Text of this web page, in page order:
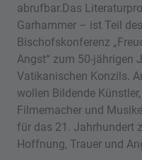
abrufbar.Das
Garhammer – ist Teil
Bischofskonferenz
Angst“ zum 50-jährigen
Vatikanischen Konzils.
wollen Bildende
Filmemacher und
für das 21. Jahrhundert
Hoffnung, Trauer und